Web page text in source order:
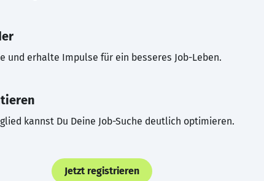
und erhalte Impulse für ein besseres Job-Leben.
kannst Du Deine Job-Suche deutlich optimieren.
Jetzt registrieren